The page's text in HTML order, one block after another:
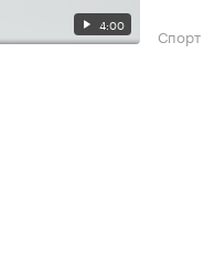
4:00 Спорт